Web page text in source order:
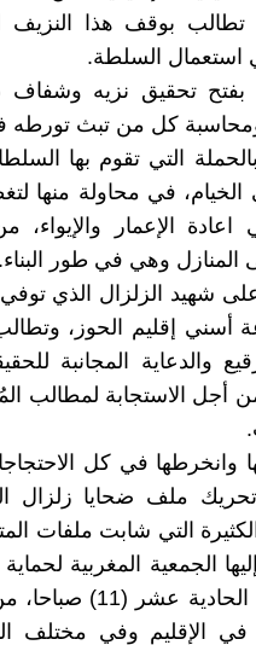
تطالب بوقف هذا
السلطة.
تحقيق نزيه وشفاف
كل من تبث تورطه
التي تقوم بها
في محاولة منها
الإعمار والإيواء،
المنازل وهي في طور البناء.
شهيد الزلزال الذي توفي
أسني إقليم الحوز،
والدعاية المجانبة
أجل الاستجابة لمطالب
وانخرطها في كل
ملف ضحايا زلزال
الكثيرة التي شابت ملفات
من الساعة
في الإقليم وفي مختلف